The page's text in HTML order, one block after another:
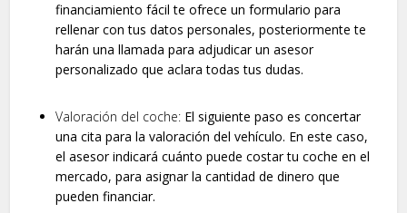
financiamiento fácil te ofrece un formulario para
rellenar con tus datos personales, posteriormente te
harán una llamada para adjudicar un asesor
personalizado que aclara todas tus dudas.
Valoración del coche: El siguiente paso es concertar
una cita para la valoración del vehículo. En este caso,
el asesor indicará cuánto puede costar tu coche en el
mercado, para asignar la cantidad de dinero que
pueden financiar.